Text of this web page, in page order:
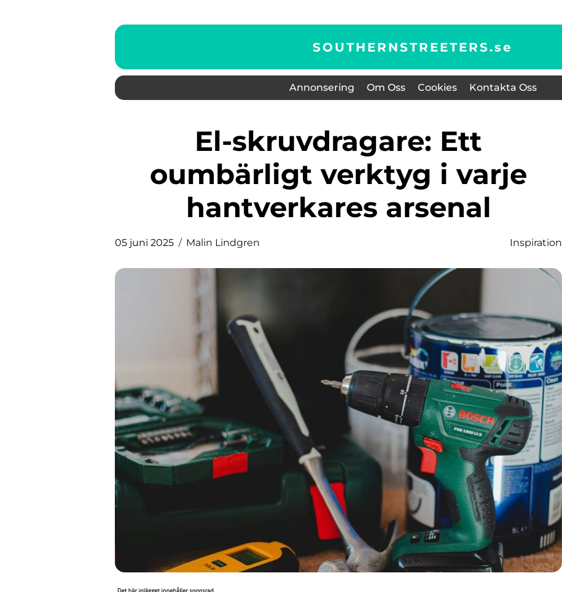
SOUTHERNSTREETERS.se
Annonsering Om Oss Cookies Kontakta Oss
El-skruvdragare: Ett
oumbärligt verktyg i varje
hantverkares arsenal
05 juni 2025 Malin Lindgren Inspiration